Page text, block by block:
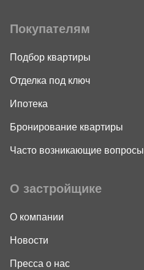
Покупателям
Подбор квартиры
Отделка под ключ
Ипотека
Бронирование квартиры
Часто возникающие вопросы
О застройщике
О компании
Новости
Пресса о нас